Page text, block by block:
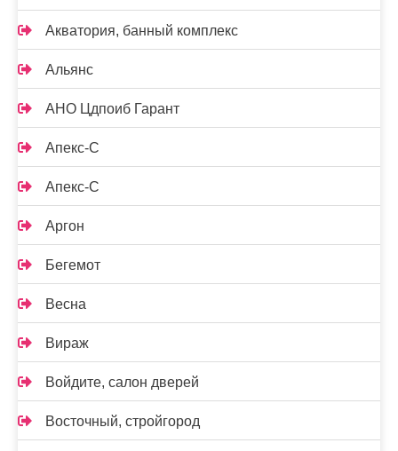
Акватория, банный комплекс
Альянс
АНО Цдпоиб Гарант
Апекс-С
Апекс-С
Аргон
Бегемот
Весна
Вираж
Войдите, салон дверей
Восточный, стройгород